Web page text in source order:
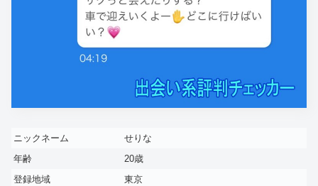
ニックネーム
せりな
年齢
20歳
登録地域
東京